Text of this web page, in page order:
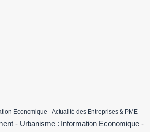
Economique - Actualité des Entreprises & PME
- Urbanisme : Information Economique -